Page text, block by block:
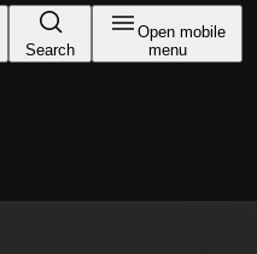
Search
Open mobile
menu